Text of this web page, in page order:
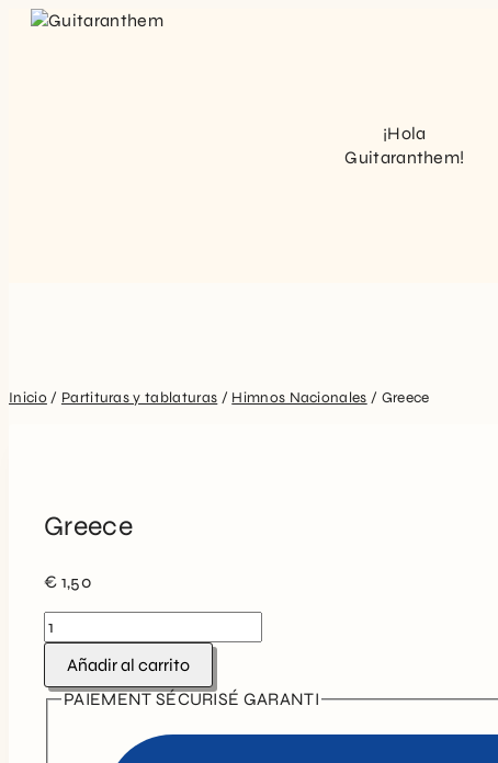
Saltar
¡Hola
Guitaranthem!
Inicio / Partituras y tablaturas / Himnos Nacionales / Greece
Greece
€ 1,50
Greece
cantidad
Añadir al carrito
PAIEMENT SÉCURISÉ GARANTI